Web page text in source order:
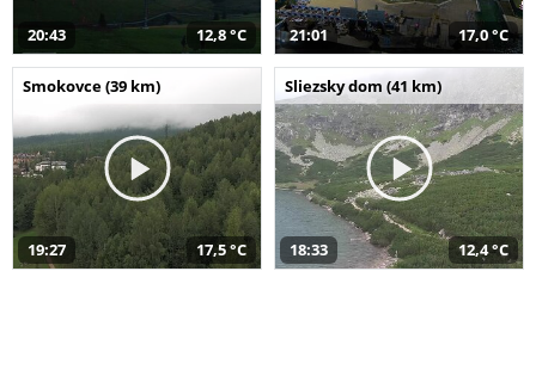
20:43 12,8 °C 21:01 17,0 °C
Smokovce (39 km)
19:27 17,5 °C
Sliezsky dom (41 km)
18:33 12,4 °C